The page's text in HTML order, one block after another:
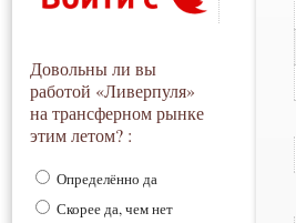
Довольны ли вы
работой «Ливерпуля»
на трансферном рынке
этим летом? :
Определённо да
Скорее да, чем нет